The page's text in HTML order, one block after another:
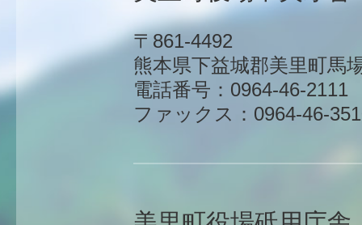
〒861-4492
熊本県下益城郡美里町馬
電話番号：0964-46-2111
ファックス：0964-46-